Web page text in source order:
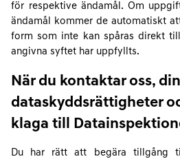
för respektive ändamål. Om
ändamål kommer de automatiskt
form som inte kan spåras direkt
angivna syftet har uppfyllts.
När du kontaktar oss,
dataskyddsrättigheter
klaga till
Du har rätt att begära tillgång